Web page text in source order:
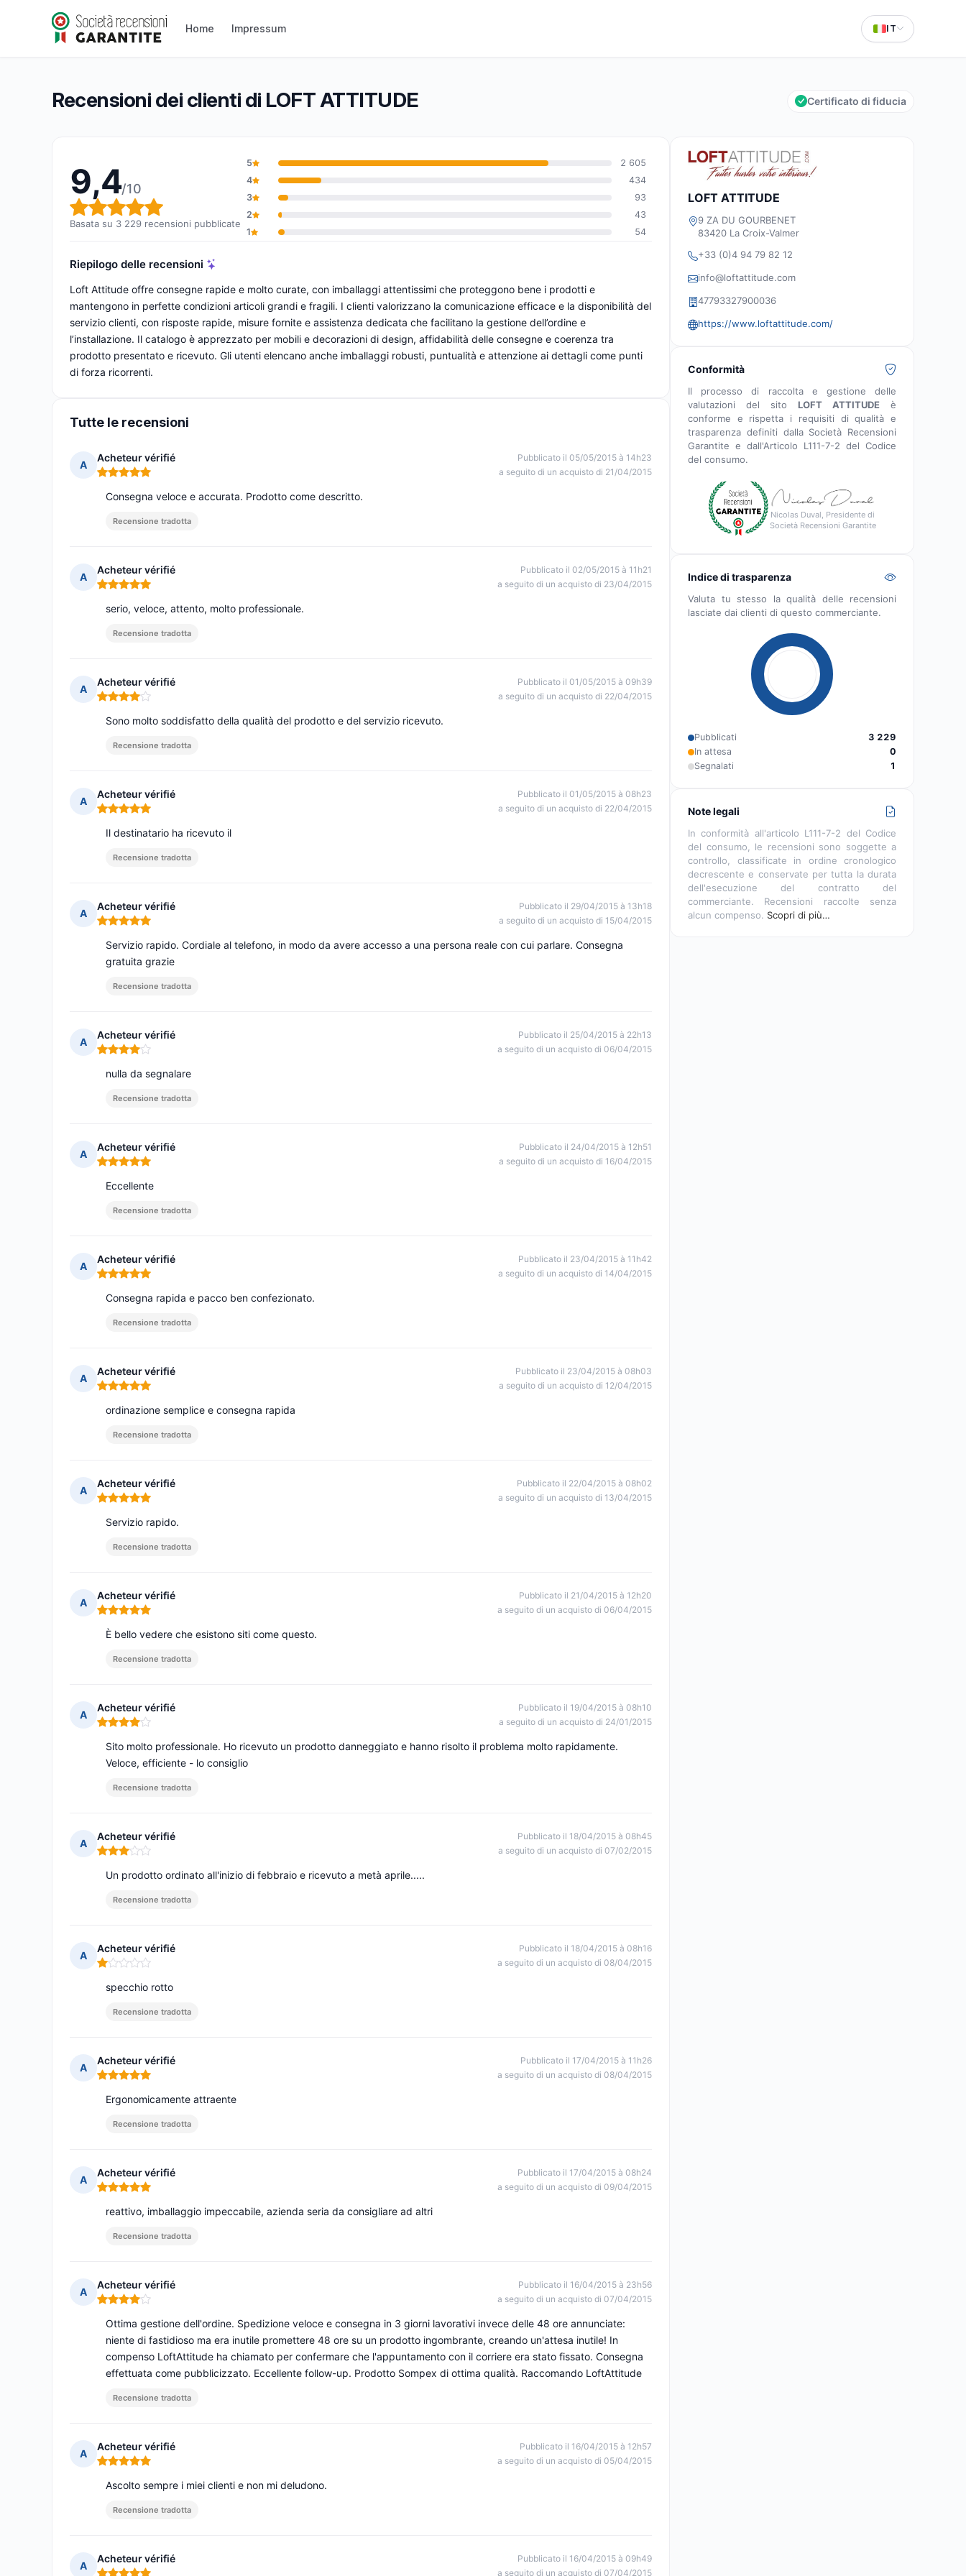
Home Impressum IT
LOFT ATTITUDE
Valutazione globale: 9,4 su 10
9,4/10(3 229 recensioni)
Recensioni dei clienti di LOFT ATTITUDE Certificato di fiducia
9,4/10
Valutazione globale: 9,4 su 10
Basata su 3 229 recensioni pubblicate
5
2 605
4
434
3
93
2
43
1
54
Riepilogo delle recensioni
Loft Attitude offre consegne rapide e molto curate, con imballaggi attentissimi che proteggono bene i prodotti e
mantengono in perfette condizioni articoli grandi e fragili. I clienti valorizzano la comunicazione efficace e la disponibilità del
servizio clienti, con risposte rapide, misure fornite e assistenza dedicata che facilitano la gestione dell’ordine e
l’installazione. Il catalogo è apprezzato per mobili e decorazioni di design, affidabilità delle consegne e coerenza tra
prodotto presentato e ricevuto. Gli utenti elencano anche imballaggi robusti, puntualità e attenzione ai dettagli come punti
di forza ricorrenti.
Tutte le recensioni
A
Acheteur vérifié
Nota: 5 su 5
Pubblicato il 05/05/2015 à 14h23
a seguito di un acquisto di 21/04/2015
Consegna veloce e accurata. Prodotto come descritto.
Recensione tradotta
A
Acheteur vérifié
Nota: 5 su 5
Pubblicato il 02/05/2015 à 11h21
a seguito di un acquisto di 23/04/2015
serio, veloce, attento, molto professionale.
Recensione tradotta
A
Acheteur vérifié
Nota: 4 su 5
Pubblicato il 01/05/2015 à 09h39
a seguito di un acquisto di 22/04/2015
Sono molto soddisfatto della qualità del prodotto e del servizio ricevuto.
Recensione tradotta
A
Acheteur vérifié
Nota: 5 su 5
Pubblicato il 01/05/2015 à 08h23
a seguito di un acquisto di 22/04/2015
Il destinatario ha ricevuto il
Recensione tradotta
A
Acheteur vérifié
Nota: 5 su 5
Pubblicato il 29/04/2015 à 13h18
a seguito di un acquisto di 15/04/2015
Servizio rapido. Cordiale al telefono, in modo da avere accesso a una persona reale con cui parlare. Consegna
gratuita grazie
Recensione tradotta
A
Acheteur vérifié
Nota: 4 su 5
Pubblicato il 25/04/2015 à 22h13
a seguito di un acquisto di 06/04/2015
nulla da segnalare
Recensione tradotta
A
Acheteur vérifié
Nota: 5 su 5
Pubblicato il 24/04/2015 à 12h51
a seguito di un acquisto di 16/04/2015
Eccellente
Recensione tradotta
A
Acheteur vérifié
Nota: 5 su 5
Pubblicato il 23/04/2015 à 11h42
a seguito di un acquisto di 14/04/2015
Consegna rapida e pacco ben confezionato.
Recensione tradotta
A
Acheteur vérifié
Nota: 5 su 5
Pubblicato il 23/04/2015 à 08h03
a seguito di un acquisto di 12/04/2015
ordinazione semplice e consegna rapida
Recensione tradotta
A
Acheteur vérifié
Nota: 5 su 5
Pubblicato il 22/04/2015 à 08h02
a seguito di un acquisto di 13/04/2015
Servizio rapido.
Recensione tradotta
A
Acheteur vérifié
Nota: 5 su 5
Pubblicato il 21/04/2015 à 12h20
a seguito di un acquisto di 06/04/2015
È bello vedere che esistono siti come questo.
Recensione tradotta
A
Acheteur vérifié
Nota: 4 su 5
Pubblicato il 19/04/2015 à 08h10
a seguito di un acquisto di 24/01/2015
Sito molto professionale. Ho ricevuto un prodotto danneggiato e hanno risolto il problema molto rapidamente.
Veloce, efficiente - lo consiglio
Recensione tradotta
A
Acheteur vérifié
Nota: 3 su 5
Pubblicato il 18/04/2015 à 08h45
a seguito di un acquisto di 07/02/2015
Un prodotto ordinato all'inizio di febbraio e ricevuto a metà aprile.....
Recensione tradotta
A
Acheteur vérifié
Nota: 1 su 5
Pubblicato il 18/04/2015 à 08h16
a seguito di un acquisto di 08/04/2015
specchio rotto
Recensione tradotta
A
Acheteur vérifié
Nota: 5 su 5
Pubblicato il 17/04/2015 à 11h26
a seguito di un acquisto di 08/04/2015
Ergonomicamente attraente
Recensione tradotta
A
Acheteur vérifié
Nota: 5 su 5
Pubblicato il 17/04/2015 à 08h24
a seguito di un acquisto di 09/04/2015
reattivo, imballaggio impeccabile, azienda seria da consigliare ad altri
Recensione tradotta
A
Acheteur vérifié
Nota: 4 su 5
Pubblicato il 16/04/2015 à 23h56
a seguito di un acquisto di 07/04/2015
Ottima gestione dell'ordine. Spedizione veloce e consegna in 3 giorni lavorativi invece delle 48 ore annunciate:
niente di fastidioso ma era inutile promettere 48 ore su un prodotto ingombrante, creando un'attesa inutile! In
compenso LoftAttitude ha chiamato per confermare che l'appuntamento con il corriere era stato fissato. Consegna
effettuata come pubblicizzato. Eccellente follow-up. Prodotto Sompex di ottima qualità. Raccomando LoftAttitude
Recensione tradotta
A
Acheteur vérifié
Nota: 5 su 5
Pubblicato il 16/04/2015 à 12h57
a seguito di un acquisto di 05/04/2015
Ascolto sempre i miei clienti e non mi deludono.
Recensione tradotta
A
Acheteur vérifié
Pubblicato il 16/04/2015 à 09h49
a seguito di un acquisto di 07/04/2015
LOFT ATTITUDE
9 ZA DU GOURBENET
83420 La Croix-Valmer
+33 (0)4 94 79 82 12
info@loftattitude.com
47793327900036
https://www.loftattitude.com/
Conformità
Il processo di raccolta e gestione delle
valutazioni del sito LOFT ATTITUDE è
conforme e rispetta i requisiti di qualità e
trasparenza definiti dalla Società Recensioni
Garantite e dall'Articolo L111-7-2 del Codice
del consumo.
Nicolas Duval, Presidente di
Società Recensioni Garantite
Indice di trasparenza
Valuta tu stesso la qualità delle recensioni
lasciate dai clienti di questo commerciante.
Pubblicati
3 229
In attesa
0
Segnalati
1
Note legali
In conformità all'articolo L111-7-2 del Codice
del consumo, le recensioni sono soggette a
controllo, classificate in ordine cronologico
decrescente e conservate per tutta la durata
dell'esecuzione del contratto del
commerciante. Recensioni raccolte senza
alcun compenso. Scopri di più…